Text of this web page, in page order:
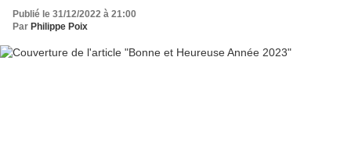
Publié le 31/12/2022 à 21:00
Par Philippe Poix